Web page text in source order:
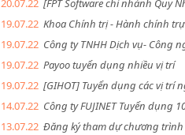
20.07.22 [FPT Software chi nhánh Quy
19.07.22 Khoa Chính trị - Hành chính
19.07.22 Công ty TNHH Dịch vụ- Công
19.07.22 Payoo tuyển dụng nhiều vị trí
19.07.22 [GIHOT] Tuyển dụng các vị trí
14.07.22 Công ty FUJINET Tuyển dụng
13.07.22 Đăng ký tham dự chương trình